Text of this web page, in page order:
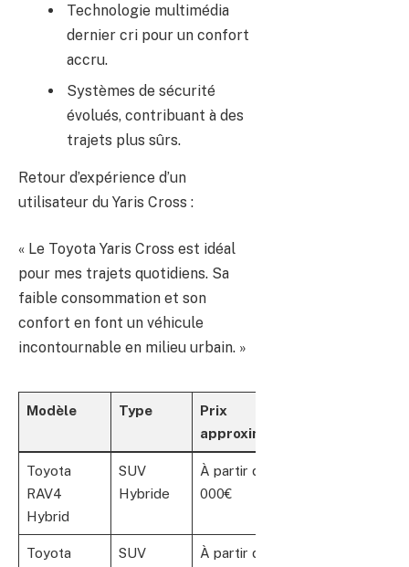
Technologie multimédia
dernier cri pour un confort
accru.
Systèmes de sécurité
évolués, contribuant à des
trajets plus sûrs.
Retour d’expérience d’un
utilisateur du Yaris Cross :
« Le Toyota Yaris Cross est idéal
pour mes trajets quotidiens. Sa
faible consommation et son
confort en font un véhicule
incontournable en milieu urbain. »
Modèle Type
Prix
approximatif
Toyota
RAV4
Hybrid
SUV
Hybride
À partir de 32
000€
Toyota SUV À partir de 27